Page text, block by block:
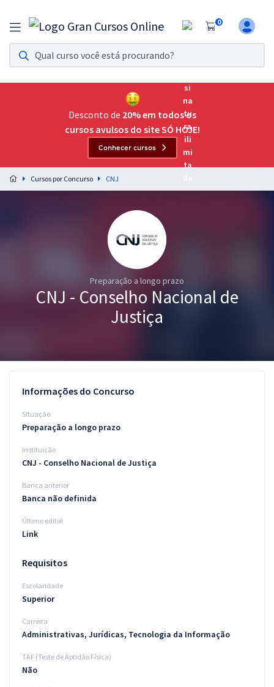
0
Assinatura Ilimitada 11
Acesso a todos os cursos. Teste grátis por 7 dias!
Assinatura OAB Até Passar
Acesso ilimitado a toda preparação para o Exame da
Preparação completa e intensiva para as principais
residências em saúde do Brasil
Conteúdo gratuito
Blog
Desconto de 20% em todos os
cursos avulsos do site SÓ HOJE!
Conhecer cursos
Cursos por Concurso CNJ
Preparação a longo prazo
CNJ - Conselho Nacional de
Justiça
Informações do Concurso
Situação
Preparação a longo prazo
Instituição
CNJ - Conselho Nacional de Justiça
Banca anterior
Banca não definida
Último edital
Link
Requisitos
Escolaridade
Superior
Carreira
Administrativas, Jurídicas, Tecnologia da Informação
TAF (Teste de Aptidão Física)
Não